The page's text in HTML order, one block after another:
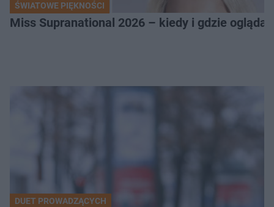
ŚWIATOWE PIĘKNOŚCI
Miss Supranational 2026 – kiedy i gdzie
DUET PROWADZĄCYCH